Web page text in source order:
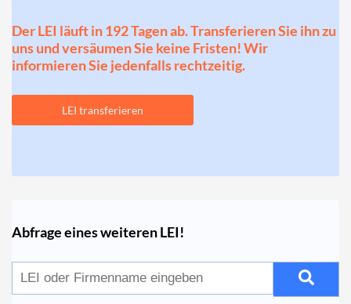
Der LEI läuft in 192 Tagen ab. Transferieren Sie ihn zu
uns und versäumen Sie keine Fristen! Wir
informieren Sie jedenfalls rechtzeitig.
LEI transferieren
Abfrage eines weiteren LEI!